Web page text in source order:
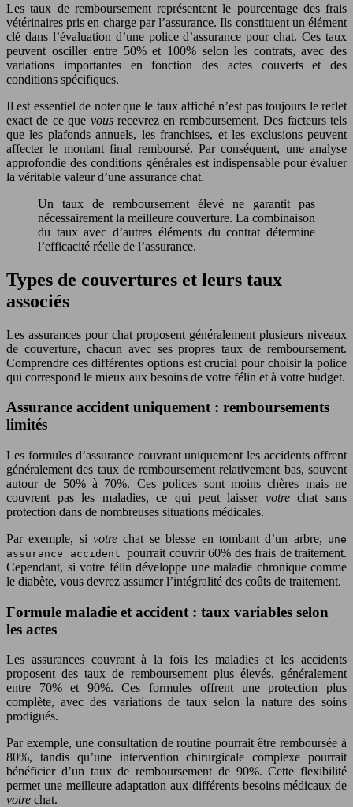
Les taux de remboursement représentent le pourcentage des frais
vétérinaires pris en charge par l’assurance. Ils constituent un élément
clé dans l’évaluation d’une police d’assurance pour chat. Ces taux
peuvent osciller entre 50% et 100% selon les contrats, avec des
variations importantes en fonction des actes couverts et des
conditions spécifiques.
Il est essentiel de noter que le taux affiché n’est pas toujours le reflet
exact de ce que vousrecevrez en remboursement. Des facteurs tels
que les plafonds annuels, les franchises, et les exclusions peuvent
affecter le montant final remboursé. Par conséquent, une analyse
approfondie des conditions générales est indispensable pour évaluer
la véritable valeur d’une assurance chat.
Un taux de remboursement élevé ne garantit pas
nécessairement la meilleure couverture. La combinaison
du taux avec d’autres éléments du contrat détermine
l’efficacité réelle de l’assurance.
Types de couvertures et leurs taux
associés
Les assurances pour chat proposent généralement plusieurs niveaux
de couverture, chacun avec ses propres taux de remboursement.
Comprendre ces différentes options est crucial pour choisir la police
qui correspond le mieux aux besoins de votre félin et à votre budget.
Assurance accident uniquement : remboursements
limités
Les formules d’assurance couvrant uniquement les accidents offrent
généralement des taux de remboursement relativement bas, souvent
autour de 50% à 70%. Ces polices sont moins chères mais ne
couvrent pas les maladies, ce qui peut laisser votrechat sans
protection dans de nombreuses situations médicales.
Par exemple, sivotrechat se blesse en tombant d’un arbre, une
assurance accident pourrait couvrir 60% des frais de traitement.
Cependant, si votre félin développe une maladie chronique comme
le diabète, vous devrez assumer l’intégralité des coûts de traitement.
Formule maladie et accident : taux variables selon
les actes
Les assurances couvrant à la fois les maladies et les accidents
proposent des taux de remboursement plus élevés, généralement
entre 70% et 90%. Ces formules offrent une protection plus
complète, avec des variations de taux selon la nature des soins
prodigués.
Par exemple, une consultation de routine pourrait être remboursée à
80%, tandis qu’une intervention chirurgicale complexe pourrait
bénéficier d’un taux de remboursement de 90%. Cette flexibilité
permet une meilleure adaptation aux différents besoins médicaux de
votre chat.